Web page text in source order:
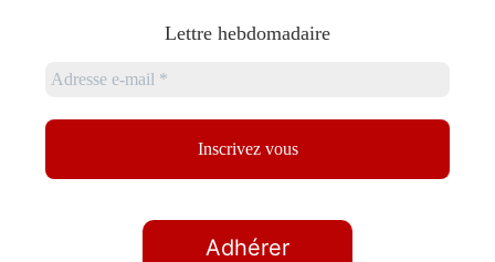
Lettre hebdomadaire
Adhérer